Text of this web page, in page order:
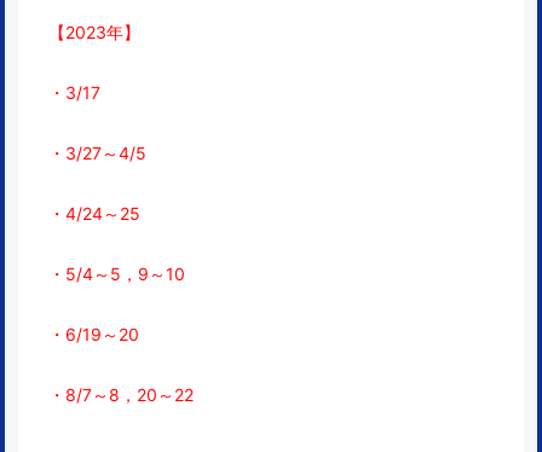
【2023年】
・3/17
・3/27～4/5
・4/24～25
・5/4～5，9～10
・6/19～20
・8/7～8， 20～22